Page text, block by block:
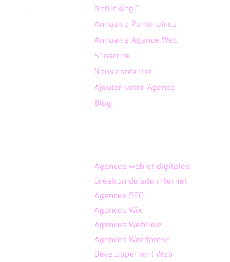
Maxime Sauvet : Coaching
triathlon et course à pied
personnalisé
Netlinking ?
Annuaire Partenaires
Annuaire Agence Web
S'inscrire
Nous contacter
Ajouter votre Agence
Blog
Agences web et digitales
Création de site internet
Agences SEO
Agences Wix
Agences Webflow
Agences Wordpress
Développement Web